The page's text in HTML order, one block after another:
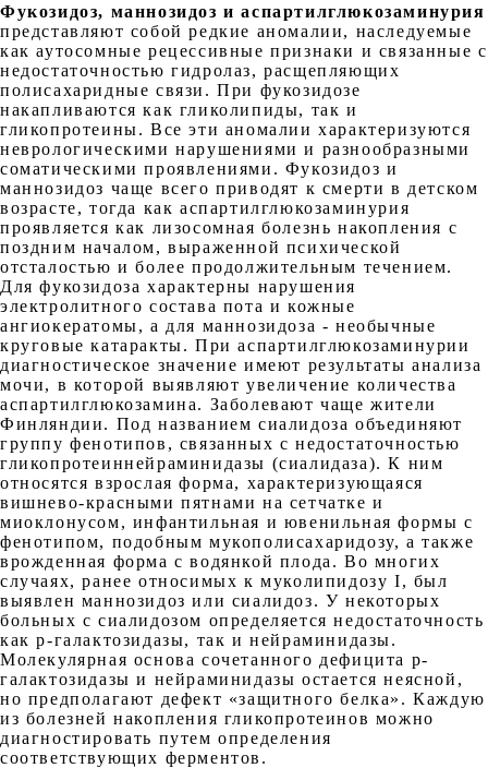
Фукозидоз, маннозидоз и аспартилглюкозаминурия
представляют собой редкие аномалии, наследуемые
как аутосомные рецессивные признаки и связанные с
недостаточностью гидролаз, расщепляющих
полисахаридные связи. При фукозидозе
накапливаются как гликолипиды, так и
гликопротеины. Все эти аномалии характеризуются
неврологическими нарушениями и разнообразными
соматическими проявлениями. Фукозидоз и
маннозидоз чаще всего приводят к смерти в детском
возрасте, тогда как аспартилглюкозаминурия
проявляется как лизосомная болезнь накопления с
поздним началом, выраженной психической
отсталостью и более продолжительным течением.
Для фукозидоза характерны нарушения
электролитного состава пота и кожные
ангиокератомы, а для маннозидоза - необычные
круговые катаракты. При аспартилглюкозаминурии
диагностическое значение имеют результаты анализа
мочи, в которой выявляют увеличение количества
аспартилглюкозамина. Заболевают чаще жители
Финляндии. Под названием сиалидоза объединяют
группу фенотипов, связанных с недостаточностью
гликопротеиннейраминидазы (сиалидаза). К ним
относятся взрослая форма, характеризующаяся
вишнево-красными пятнами на сетчатке и
миоклонусом, инфантильная и ювенильная формы с
фенотипом, подобным мукополисахаридозу, а также
врожденная форма с водянкой плода. Во многих
случаях, ранее относимых к муколипидозу I, был
выявлен маннозидоз или сиалидоз. У некоторых
больных с сиалидозом определяется недостаточность
как р-галактозидазы, так и нейраминидазы.
Молекулярная основа сочетанного дефицита р-
галактозидазы и нейраминидазы остается неясной,
но предполагают дефект «защитного белка». Каждую
из болезней накопления гликопротеинов можно
диагностировать путем определения
соответствующих ферментов.